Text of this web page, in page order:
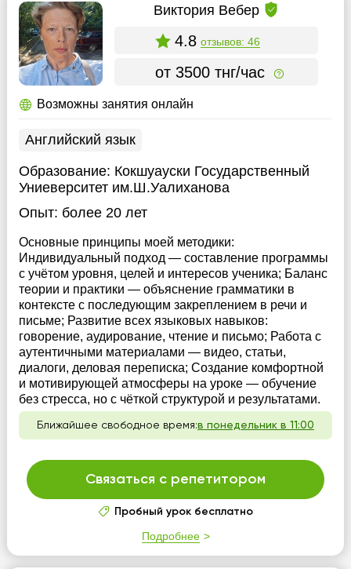
Виктория Вебер
4.8 отзывов: 46
от 3500 тнг/час
Возможны занятия онлайн
Английский язык
Образование: Кокшуауски Государственный
Униеверситет им.Ш.Уалиханова
Опыт: более 20 лет
Основные принципы моей методики:
Индивидуальный подход — составление программы
с учётом уровня, целей и интересов ученика; Баланс
теории и практики — объяснение грамматики в
контексте с последующим закреплением в речи и
письме; Развитие всех языковых навыков:
говорение, аудирование, чтение и письмо; Работа с
аутентичными материалами — видео, статьи,
диалоги, деловая переписка; Создание комфортной
и мотивирующей атмосферы на уроке — обучение
без стресса, но с чёткой структурой и результатами.
Ближайшее свободное время:в понедельник в 11:00
Связаться с репетитором
Пробный урок бесплатно
Подробнее